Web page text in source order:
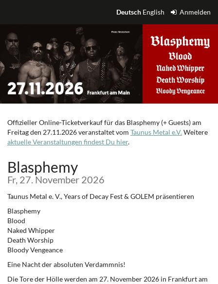
springen
Deutsch English Anmelden
Offizieller Online-Ticketverkauf für das Blasphemy (+ Guests) am
Freitag den 27.11.2026 veranstaltet vom Taunus Metal e.V. Weitere
aktuelle Veranstaltungen findest Du hier.
Blasphemy
Fr, 27. November 2026
Taunus Metal e. V., Years of Decay Fest & GOLEM präsentieren
Blasphemy
Blood
Naked Whipper
Death Worship
Bloody Vengeance
Eine Nacht der absoluten Verdammnis!
Die Tore der Hölle werden am 27. November 2026 in Frankfurt am